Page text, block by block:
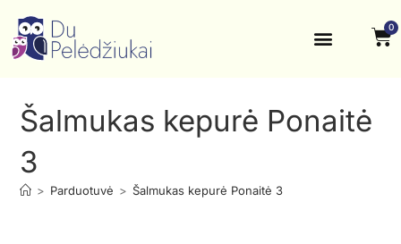
0
Šalmukas kepurė Ponaitė
3
> Parduotuvė > Šalmukas kepurė Ponaitė 3